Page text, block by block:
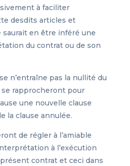
à faciliter
desdits articles et
saurait en être inféré une
du contrat ou de son
n’entraîne pas la nullité du
rapprocheront pour
une nouvelle clause
la clause annulée.
de régler à l’amiable
à l’exécution
contrat et ceci dans